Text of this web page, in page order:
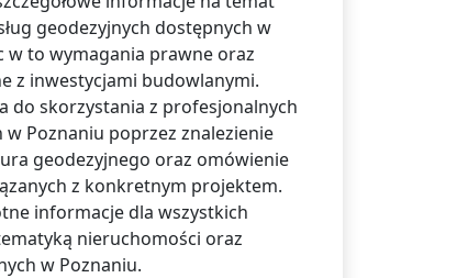
geodezyjnych dostępnych w
w to wymagania prawne oraz
z inwestycjami budowlanymi.
do skorzystania z profesjonalnych
w Poznaniu poprzez znalezienie
geodezyjnego oraz omówienie
z konkretnym projektem.
informacje dla wszystkich
nieruchomości oraz
w Poznaniu.